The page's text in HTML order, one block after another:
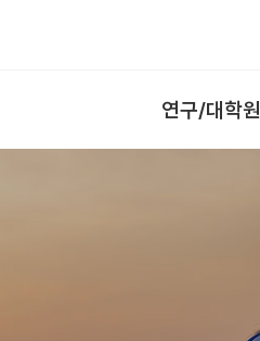
연구/대학원